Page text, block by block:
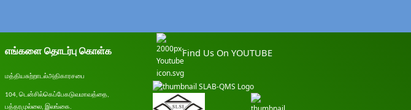
எங்களை தொடர்பு கொள்க
மத்தியசுற்றாடல்அதிகாரசபை
104, டென்சில்கெப்பேகடுவமாவத்தை,
பத்தரமுல்லை, இலங்கை
Find Us On YOUTUBE